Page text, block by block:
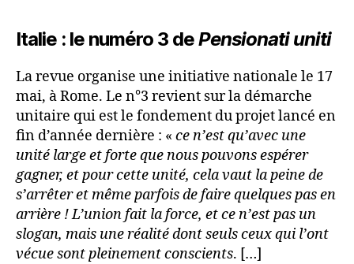
Italie : le numéro 3 dePensionati uniti
La revue organise une initiative nationale le 17
mai, à Rome. Le n°3 revient sur la démarche
unitaire qui est le fondement du projet lancé en
fin d’année dernière : « ce n’est qu’avec une
unité large et forte que nous pouvons espérer
gagner, et pour cette unité, cela vaut la peine de
s’arrêter et même parfois de faire quelques pas en
arrière ! L’union fait la force, et ce n’est pas un
slogan, mais une réalité dont seuls ceux qui l’ont
vécue sont pleinement conscients. […]